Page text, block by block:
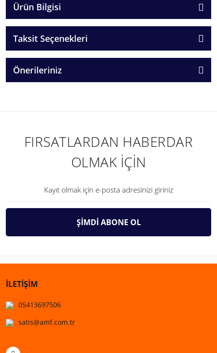
Ürün Bilgisi
Taksit Seçenekleri
Önerileriniz
FIRSATLARDAN HABERDAR
OLMAK İÇİN
ŞİMDİ ABONE OL
İLETİŞİM
05413697506
satis@amf.com.tr